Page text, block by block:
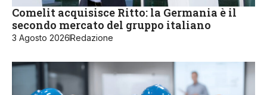
Comelit acquisisce Ritto: la Germania è il
secondo mercato del gruppo italiano
3 Agosto 2026Redazione